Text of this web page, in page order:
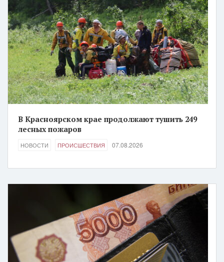
В Красноярском крае продолжают тушить 249
лесных пожаров
НОВОСТИ ПРОИСШЕСТВИЯ 07.08.2026